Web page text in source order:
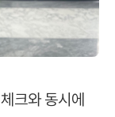
크와 동시에